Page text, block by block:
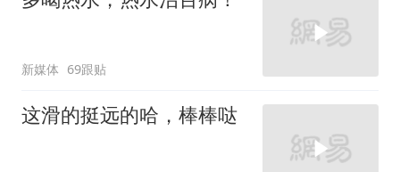
新媒体 69跟贴
这滑的挺远的哈，棒棒哒